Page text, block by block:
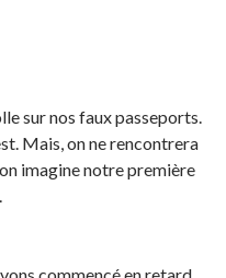
sur nos faux passeports.
Mais, on ne rencontrera
imagine notre première